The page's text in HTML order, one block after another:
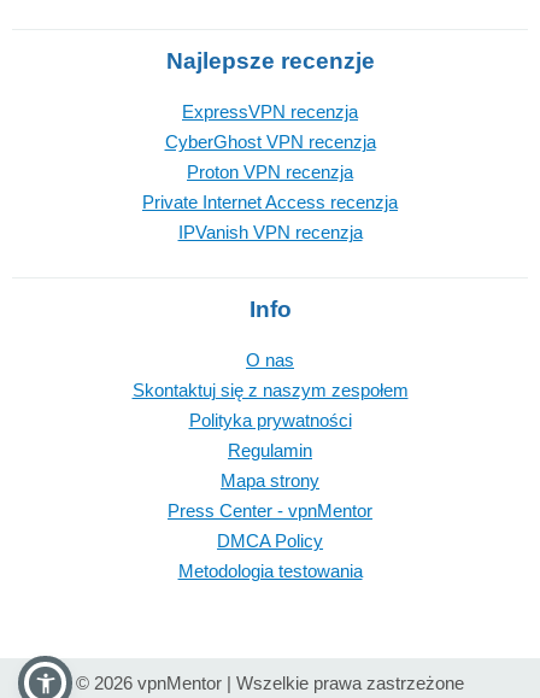
Najlepsze recenzje
ExpressVPN recenzja
CyberGhost VPN recenzja
Proton VPN recenzja
Private Internet Access recenzja
IPVanish VPN recenzja
Info
O nas
Skontaktuj się z naszym zespołem
Polityka prywatności
Regulamin
Mapa strony
Press Center - vpnMentor
DMCA Policy
Metodologia testowania
© 2026 vpnMentor | Wszelkie prawa zastrzeżone